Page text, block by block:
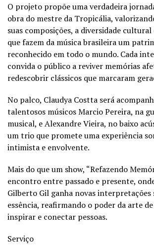
O projeto propõe uma verdadeira
obra do mestre da Tropicália,
suas composições, a diversidade
que fazem da música brasileira um
reconhecido em todo o mundo. Cada
convida o público a reviver memórias
redescobrir clássicos que marcaram
No palco, Claudya Costta será
talentosos músicos Marcio Pereira, na
musical, e Alexandre Vieira, no baixo
um trio que promete uma experiência
intimista e envolvente.
Mais do que um show, “Refazendo
encontro entre passado e presente,
Gilberto Gil ganha novas interpretações
essência, reafirmando o poder da arte
inspirar e conectar pessoas.
Serviço